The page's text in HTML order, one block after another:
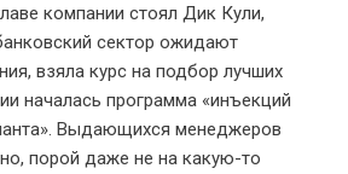
компании стоял Дик Кули,
сектор ожидают
взяла курс на подбор лучших
началась программа «инъекций
Выдающихся менеджеров
порой даже не на какую-то